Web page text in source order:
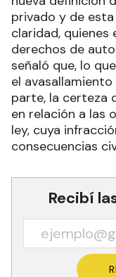
privado y de
claridad,
derechos de
señaló que, lo
el
parte, la certeza
en relación a las
ley, cuya
consecuencias
Recibí